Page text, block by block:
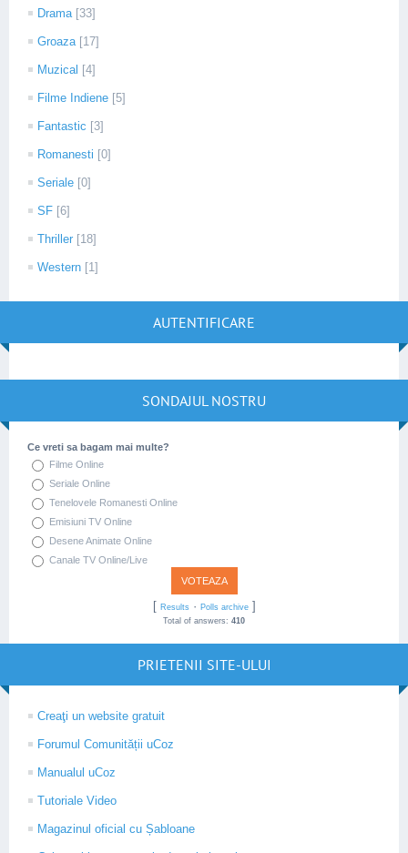
Drama [33]
Groaza [17]
Muzical [4]
Filme Indiene [5]
Fantastic [3]
Romanesti [0]
Seriale [0]
SF [6]
Thriller [18]
Western [1]
AUTENTIFICARE
SONDAJUL NOSTRU
Ce vreti sa bagam mai multe?
Filme Online
Seriale Online
Tenelovele Romanesti Online
Emisiuni TV Online
Desene Animate Online
Canale TV Online/Live
[ Results· Polls archive]
Total of answers: 410
PRIETENII SITE-ULUI
Creaţi un website gratuit
Forumul Comunității uCoz
Manualul uCoz
Tutoriale Video
Magazinul oficial cu Șabloane